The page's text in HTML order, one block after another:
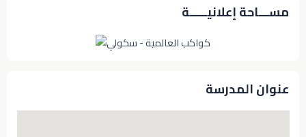
مســـاحة إعلانيـــــة
عنوان المدرسة